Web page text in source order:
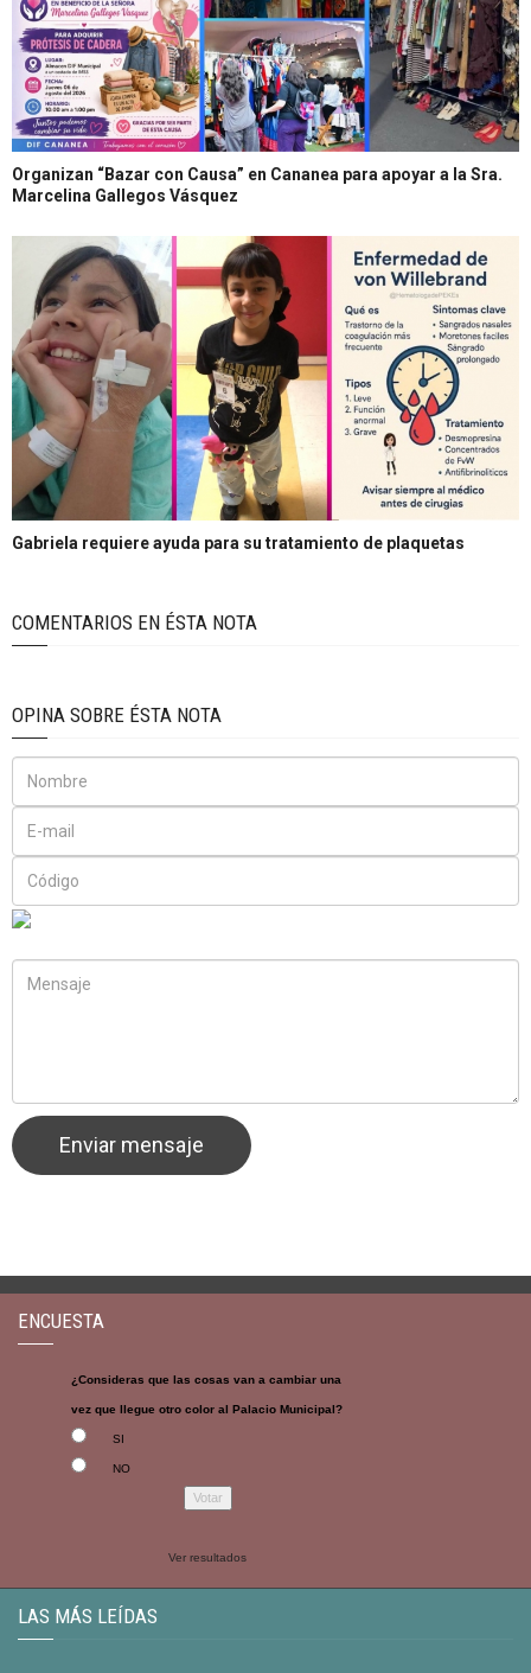
Organizan “Bazar con Causa” en Cananea para apoyar a la Sra.
Marcelina Gallegos Vásquez
Gabriela requiere ayuda para su tratamiento de plaquetas
COMENTARIOS EN ÉSTA NOTA
OPINA SOBRE ÉSTA NOTA
ENCUESTA
¿Consideras que las cosas van a cambiar una
vez que llegue otro color al Palacio Municipal?
SI
NO
Ver resultados
LAS MÁS LEÍDAS